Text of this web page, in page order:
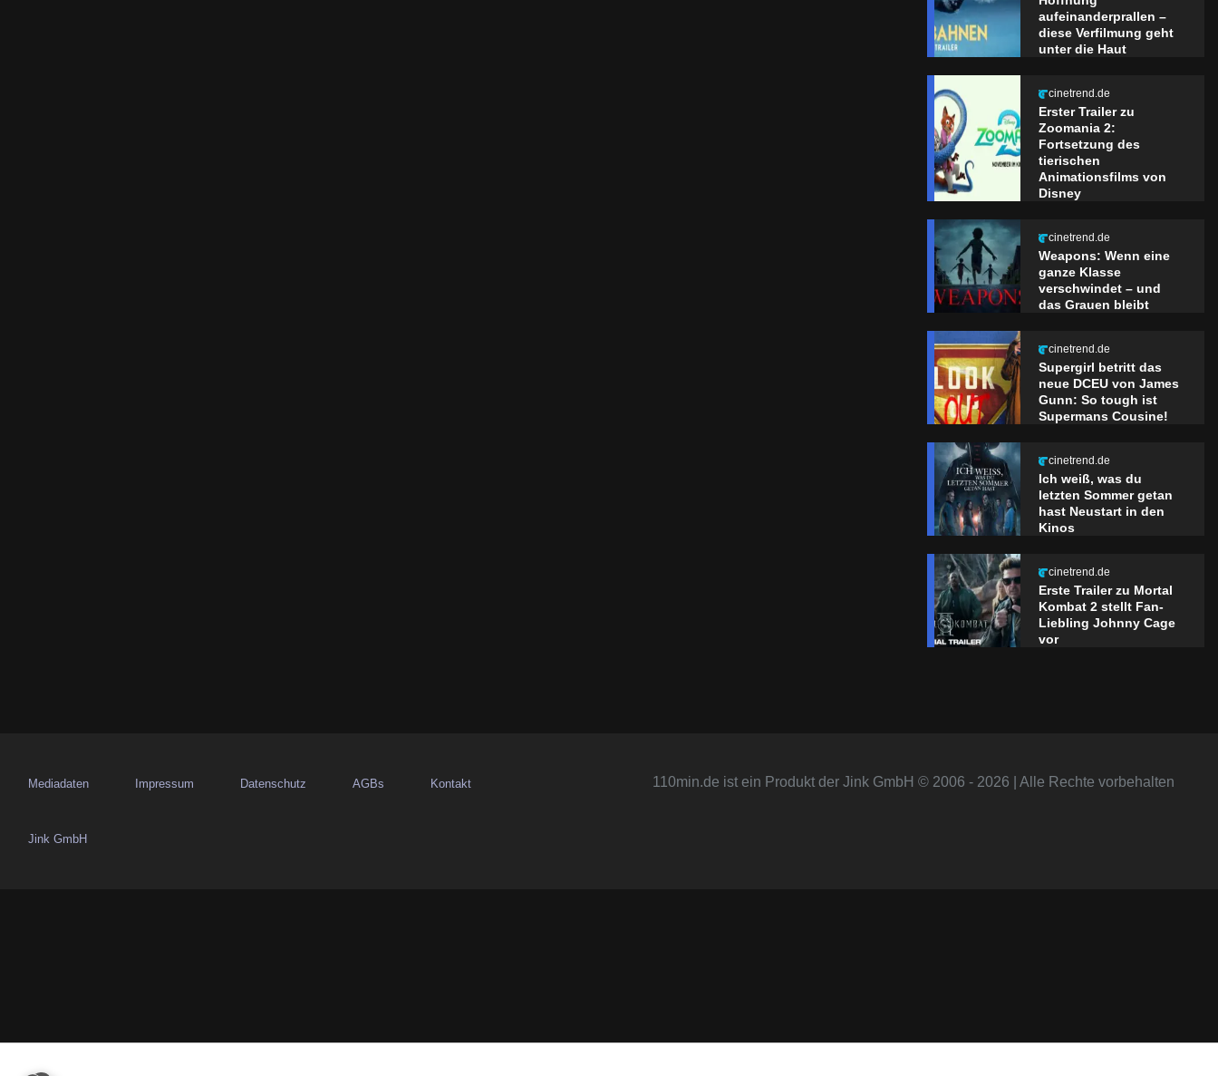
aufeinanderprallen –
diese Verfilmung geht
unter die Haut
cinetrend.de
Erster Trailer zu
Zoomania 2:
Fortsetzung des
tierischen
Animationsfilms von
Disney
cinetrend.de
Weapons: Wenn eine
ganze Klasse
verschwindet – und
das Grauen bleibt
cinetrend.de
Supergirl betritt das
neue DCEU von James
Gunn: So tough ist
Supermans Cousine!
cinetrend.de
Ich weiß, was du
letzten Sommer getan
hast Neustart in den
Kinos
cinetrend.de
Erste Trailer zu Mortal
Kombat 2 stellt Fan-
Liebling Johnny Cage
vor
Mediadaten Impressum Datenschutz AGBs Kontakt
Jink GmbH
110min.de ist ein Produkt der Jink GmbH © 2006 - 2026 | Alle Rechte vorbehalten